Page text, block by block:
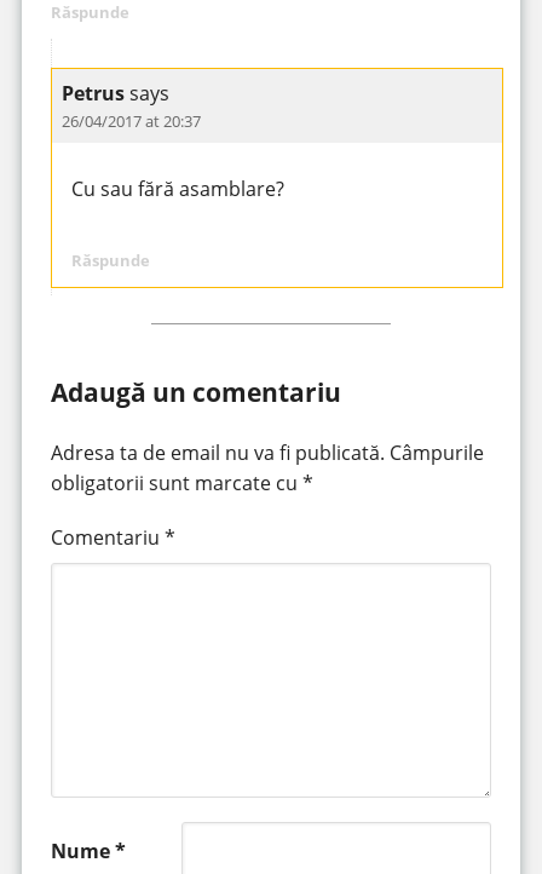
Răspunde
Petrussays
26/04/2017 at 20:37
Cu sau fără asamblare?
Răspunde
Adaugă un comentariu
Adresa ta de email nu va fi publicată. Câmpurile
obligatorii sunt marcate cu *
Comentariu *
Nume*